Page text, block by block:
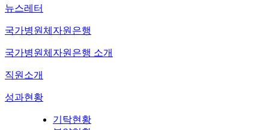
뉴스레터
국가병원체자원은행
국가병원체자원은행 소개
직원소개
성과현황
기탁현황